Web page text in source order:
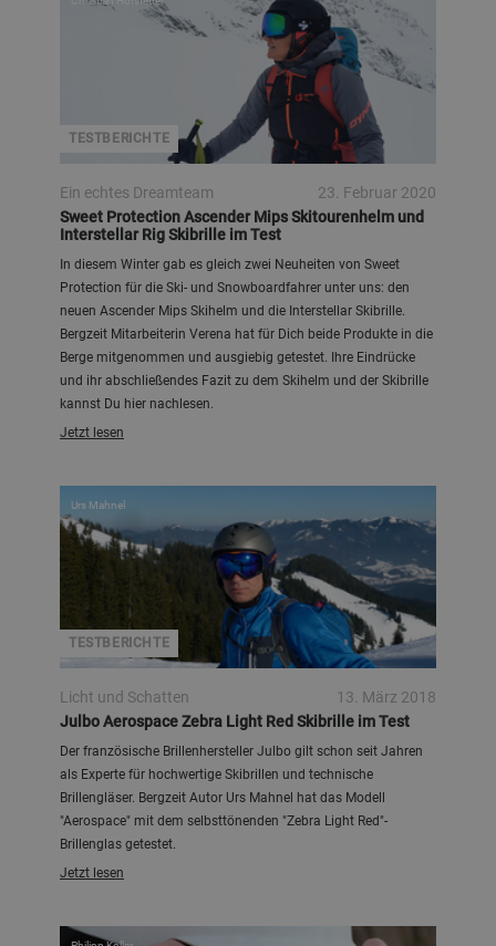
TESTBERICHTE
Ein echtes Dreamteam
23. Februar 2020
Sweet Protection Ascender Mips Skitourenhelm und
Interstellar Rig Skibrille im Test
In diesem Winter gab es gleich zwei Neuheiten von Sweet
Protection für die Ski- und Snowboardfahrer unter uns: den
neuen Ascender Mips Skihelm und die Interstellar Skibrille.
Bergzeit Mitarbeiterin Verena hat für Dich beide Produkte in die
Berge mitgenommen und ausgiebig getestet. Ihre Eindrücke
und ihr abschließendes Fazit zu dem Skihelm und der Skibrille
kannst Du hier nachlesen.
Jetzt lesen
TESTBERICHTE
Urs Mahnel
Licht und Schatten
13. März 2018
Julbo Aerospace Zebra Light Red Skibrille im Test
Der französische Brillenhersteller Julbo gilt schon seit Jahren
als Experte für hochwertige Skibrillen und technische
Brillengläser. Bergzeit Autor Urs Mahnel hat das Modell
"Aerospace" mit dem selbsttönenden "Zebra Light Red"-
Brillenglas getestet.
Jetzt lesen